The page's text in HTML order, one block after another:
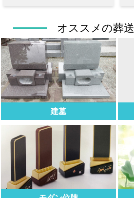
オススメの葬
建墓